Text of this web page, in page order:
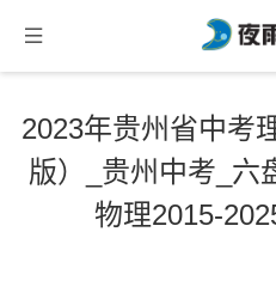
2023年贵州省中考
版）_贵州中考_六
物理2015-